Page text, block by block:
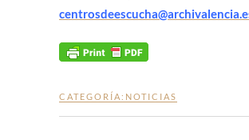
CATEGORÍA: NOTICIAS